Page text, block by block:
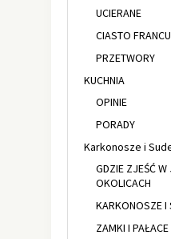
UCIERANE
CIASTO
PRZETWORY
KUCHNIA
OPINIE
PORADY
Karkonosze i
GDZIE ZJEŚĆ W
OKOLICACH
KARKONOSZE I
ZAMKI I PAŁACE